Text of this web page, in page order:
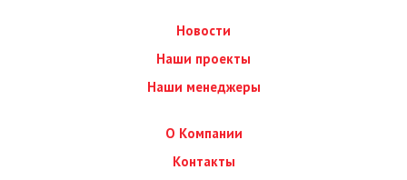
Новости
Наши проекты
Наши менеджеры
О Компании
Контакты